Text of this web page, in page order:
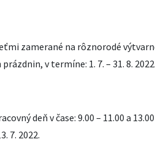
zamerané na rôznorodé
v termíne: 1. 7. – 31. 8. 2022.
deň v čase: 9.00 – 11.00 a
7. 2022.